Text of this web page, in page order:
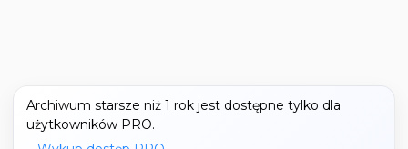
Archiwum starsze niż 1 rok jest dostępne tylko dla
użytkowników PRO.